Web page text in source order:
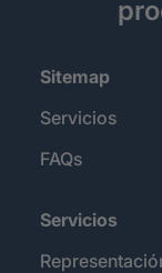
Sitemap
Servicios
FAQs
Servicios